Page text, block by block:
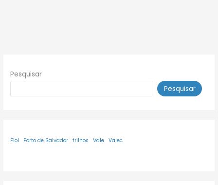
Pesquisar
Pesquisar
Fiol Porto de Salvador trilhos Vale Valec